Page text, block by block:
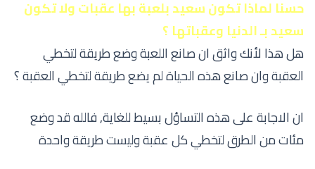
حسنا لماذا تكون سعيد بلعبة بها عقبات ولا تكون
سعيد بـ الدنيا وعقباتها ؟
هل هذا لأنك واثق ان صانع اللعبة وضع طريقة لتخطي
العقبة وان صانع هذه الحياة لم يضع طريقة لتخطي العقبة ؟
ان الاجابة على هذه التساؤل بسيط للغاية, فالله قد وضع
مئات من الطرق لتخطي كل عقبة وليست طريقة واحدة